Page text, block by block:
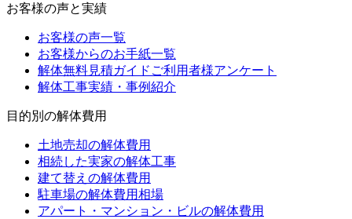
お客様の声と実績
お客様の声一覧
お客様からのお手紙一覧
解体無料見積ガイドご利用者様アンケート
解体工事実績・事例紹介
目的別の解体費用
土地売却の解体費用
相続した実家の解体工事
建て替えの解体費用
駐車場の解体費用相場
アパート・マンション・ビルの解体費用